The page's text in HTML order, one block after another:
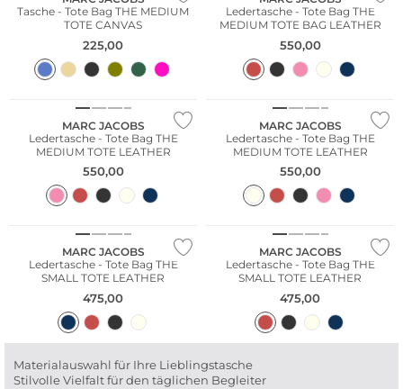
Tasche - Tote Bag THE MEDIUM
TOTE CANVAS
225,00
Ledertasche - Tote Bag THE
MEDIUM TOTE BAG LEATHER
550,00
Bestseller
MARC JACOBS
Ledertasche - Tote Bag THE
MEDIUM TOTE LEATHER
550,00
MARC JACOBS
Ledertasche - Tote Bag THE
MEDIUM TOTE LEATHER
550,00
MARC JACOBS
Ledertasche - Tote Bag THE
SMALL TOTE LEATHER
475,00
MARC JACOBS
Ledertasche - Tote Bag THE
SMALL TOTE LEATHER
475,00
Materialauswahl für Ihre Lieblingstasche
Stilvolle Vielfalt für den täglichen Begleiter